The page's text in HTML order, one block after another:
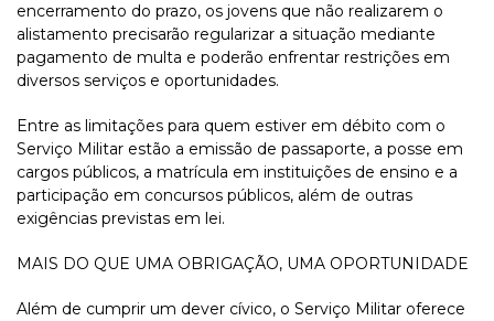
encerramento do prazo, os jovens que não realizarem o
alistamento precisarão regularizar a situação mediante
pagamento de multa e poderão enfrentar restrições em
diversos serviços e oportunidades.
Entre as limitações para quem estiver em débito com o
Serviço Militar estão a emissão de passaporte, a posse em
cargos públicos, a matrícula em instituições de ensino e a
participação em concursos públicos, além de outras
exigências previstas em lei.
MAIS DO QUE UMA OBRIGAÇÃO, UMA OPORTUNIDADE
Além de cumprir um dever cívico, o Serviço Militar oferece